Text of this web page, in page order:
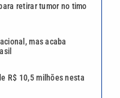
retirar tumor no timo
mas acaba
R$ 10,5 milhões nesta